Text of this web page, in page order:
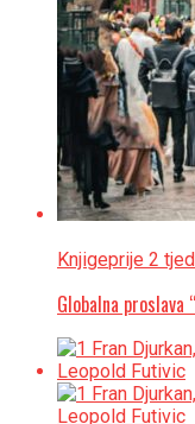
Knjigeprije 2
Globalna